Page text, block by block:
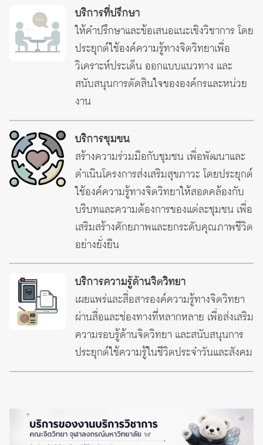
บริการที่ปรึกษา
ให้คำปรึกษาและข้อเสนอแนะเชิงวิชาการ โดย
ประยุกต์ใช้องค์ความรู้ทางจิตวิทยาเพื่อ
วิเคราะห์ประเด็น ออกแบบแนวทาง และ
สนับสนุนการตัดสินใจขององค์กรและหน่วย
งาน
บริการชุมชน
สร้างความร่วมมือกับชุมชน เพื่อพัฒนาและ
ดำเนินโครงการส่งเสริมสุขภาวะ โดยประยุกต์
ใช้องค์ความรู้ทางจิตวิทยาให้สอดคล้องกับ
บริบทและความต้องการของแต่ละชุมชน เพื่อ
เสริมสร้างศักยภาพและยกระดับคุณภาพชีวิต
อย่างยั่งยืน
บริการความรู้ด้านจิตวิทยา
เผยแพร่และสื่อสารองค์ความรู้ทางจิตวิทยา
ผ่านสื่อและช่องทางที่หลากหลาย เพื่อส่งเสริม
ความรอบรู้ด้านจิตวิทยา และสนับสนุนการ
ประยุกต์ใช้ความรู้ในชีวิตประจำวันและสังคม